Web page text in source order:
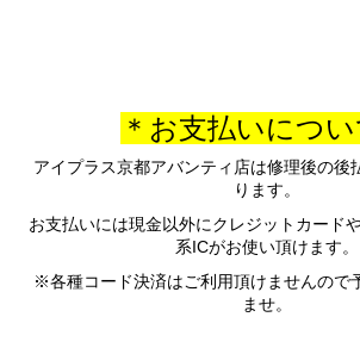
＊お支払いについ
アイプラス京都アバンティ店は修理後の後
ります。
お支払いには現金以外にクレジットカード
系ICがお使い頂けます。
※各種コード決済はご利用頂けませんので
ませ。